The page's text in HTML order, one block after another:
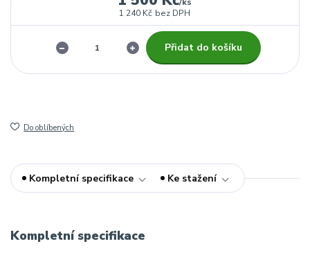
1 240 Kč bez DPH
Přidat do košíku
Do oblíbených
Kompletní specifikace Ke stažení
Kompletní specifikace